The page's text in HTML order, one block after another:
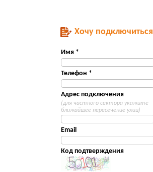
Хочу подключиться
Имя *
Телефон *
Адрес подключения
(для частного сектора укажите
ближайшее пересечение улиц)
Email
Код подтверждения